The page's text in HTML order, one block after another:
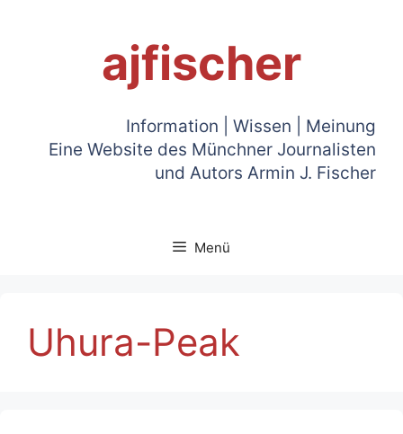
ajfischer
Information | Wissen | Meinung
Eine Website des Münchner Journalisten
und Autors Armin J. Fischer
Menü
Uhura-Peak